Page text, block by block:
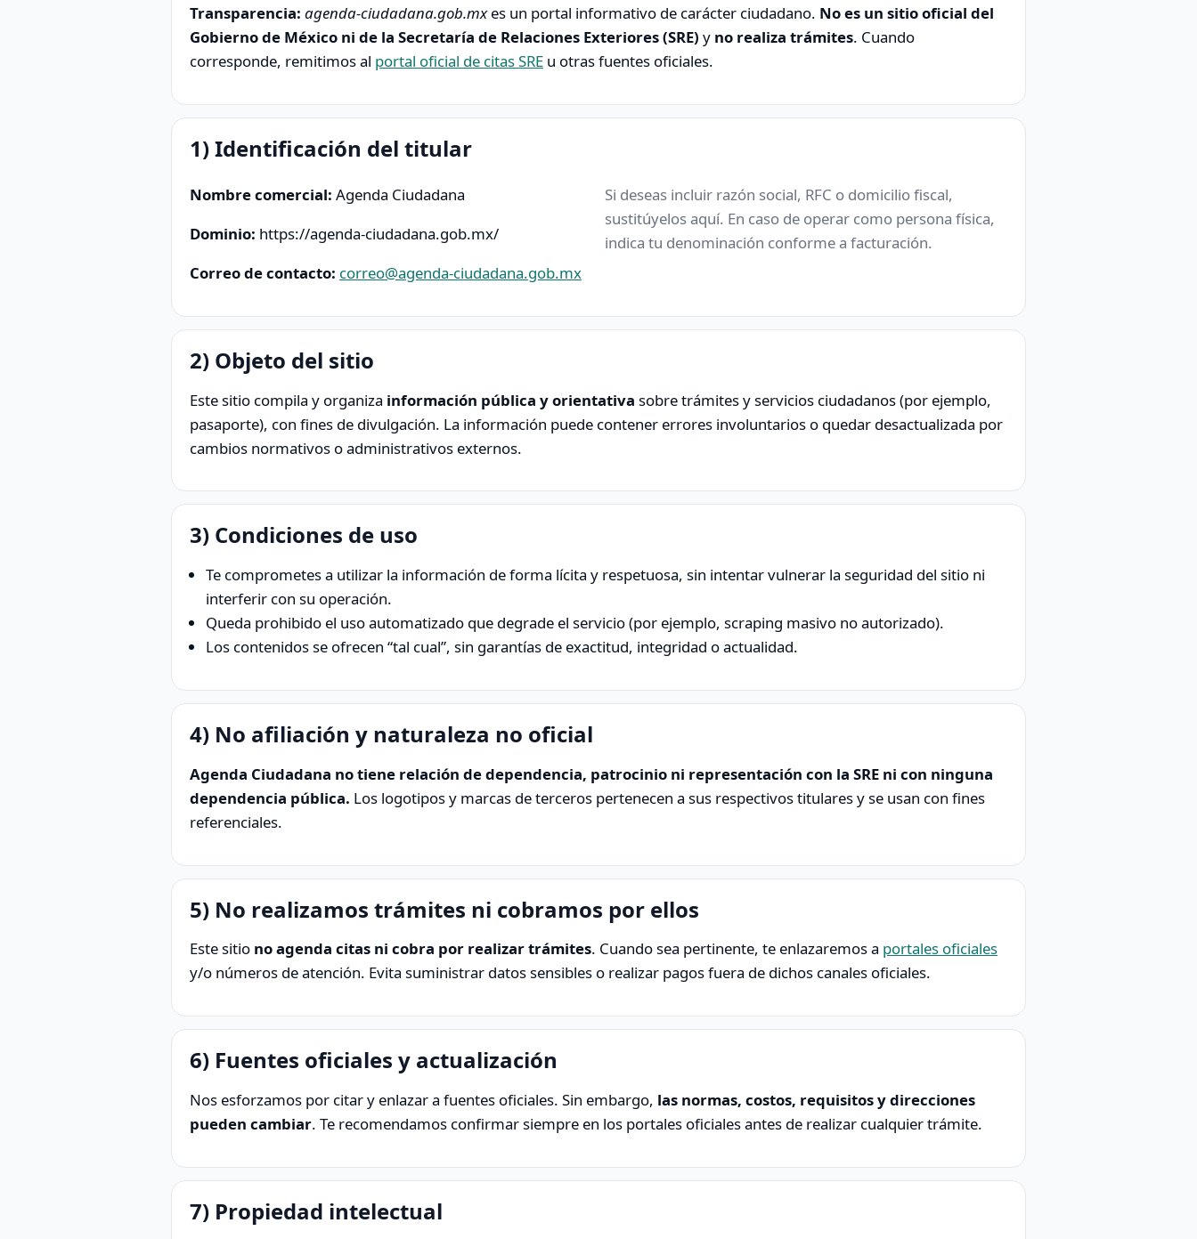
Transparencia: agenda-ciudadana.gob.mxes un portal informativo de carácter ciudadano. No es un sitio oficial del
Gobierno de México ni de la Secretaría de Relaciones Exteriores (SRE) y no realiza trámites. Cuando
corresponde, remitimos al portal oficial de citas SRE u otras fuentes oficiales.
1) Identificación del titular
Nombre comercial: Agenda Ciudadana
Dominio: https://agenda-ciudadana.gob.mx/
Correo de contacto: correo@agenda-ciudadana.gob.mx
Si deseas incluir razón social, RFC o domicilio fiscal,
sustitúyelos aquí. En caso de operar como persona física,
indica tu denominación conforme a facturación.
2) Objeto del sitio
Este sitio compila y organiza información pública y orientativa sobre trámites y servicios ciudadanos (por ejemplo,
pasaporte), con fines de divulgación. La información puede contener errores involuntarios o quedar desactualizada por
cambios normativos o administrativos externos.
3) Condiciones de uso
Te comprometes a utilizar la información de forma lícita y respetuosa, sin intentar vulnerar la seguridad del sitio ni
interferir con su operación.
Queda prohibido el uso automatizado que degrade el servicio (por ejemplo, scraping masivo no autorizado).
Los contenidos se ofrecen “tal cual”, sin garantías de exactitud, integridad o actualidad.
4) No afiliación y naturaleza no oficial
Agenda Ciudadana no tiene relación de dependencia, patrocinio ni representación con la SRE ni con ninguna
dependencia pública. Los logotipos y marcas de terceros pertenecen a sus respectivos titulares y se usan con fines
referenciales.
5) No realizamos trámites ni cobramos por ellos
Este sitio no agenda citas ni cobra por realizar trámites. Cuando sea pertinente, te enlazaremos a portales oficiales
y/o números de atención. Evita suministrar datos sensibles o realizar pagos fuera de dichos canales oficiales.
6) Fuentes oficiales y actualización
Nos esforzamos por citar y enlazar a fuentes oficiales. Sin embargo, las normas, costos, requisitos y direcciones
pueden cambiar. Te recomendamos confirmar siempre en los portales oficiales antes de realizar cualquier trámite.
7) Propiedad intelectual